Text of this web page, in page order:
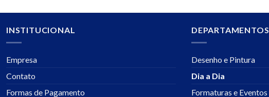
INSTITUCIONAL
Empresa
Contato
Formas de Pagamento
DEPARTAMENTOS
Desenho e Pintura
Dia a Dia
Formaturas e Eventos